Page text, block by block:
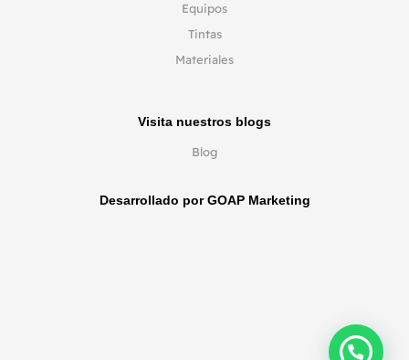
Equipos
Tintas
Materiales
Desarrollado por GOAP Marketing
Visita nuestros blogs
Blog